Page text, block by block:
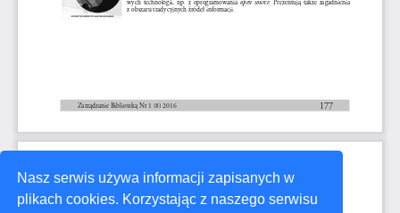
Nasz serwis używa informacji zapisanych w
plikach cookies. Korzystając z naszego serwisu